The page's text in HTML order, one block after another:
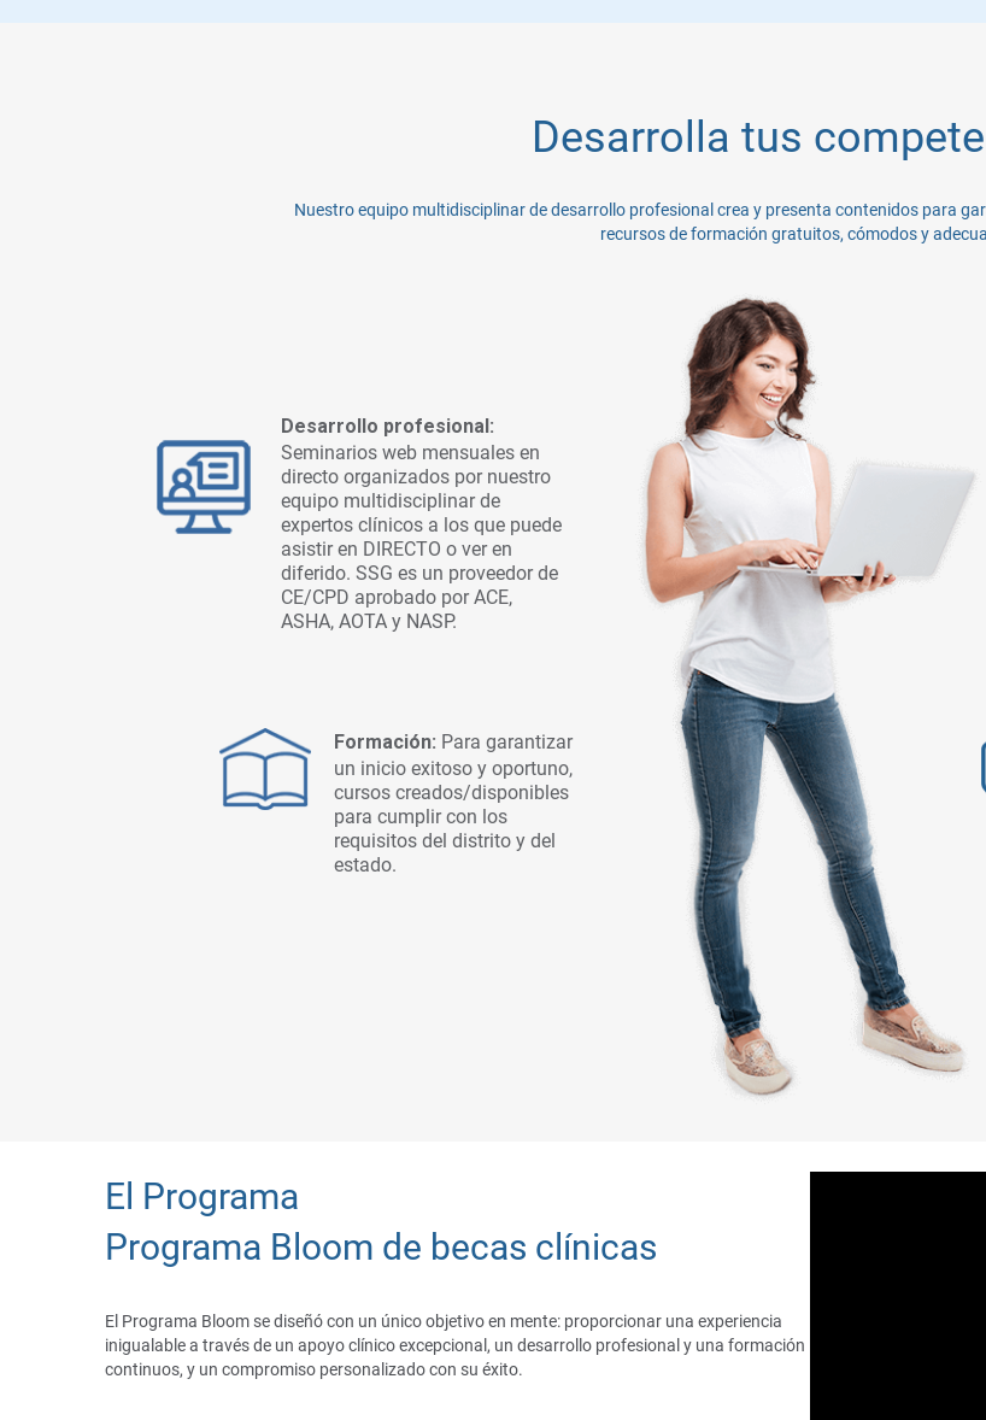
Desarrolla tus
Nuestro equipo multidisciplinar de desarrollo profesional crea y presenta contenidos para
recursos de formación gratuitos, cómodos y
Desarrollo profesional:
Seminarios web mensuales en
directo organizados por nuestro
equipo multidisciplinar de
expertos clínicos a los que puede
asistir en DIRECTO o ver en
diferido. SSG es un proveedor de
CE/CPD aprobado por ACE,
ASHA, AOTA y NASP.
Formación: Para garantizar
un inicio exitoso y oportuno,
cursos creados/disponibles
para cumplir con los
requisitos del distrito y del
estado.
El Programa
Programa Bloom de becas clínicas
El Programa Bloom se diseñó con un único objetivo en mente: proporcionar una experiencia
inigualable a través de un apoyo clínico excepcional, un desarrollo profesional y una formación
continuos, y un compromiso personalizado con su éxito.